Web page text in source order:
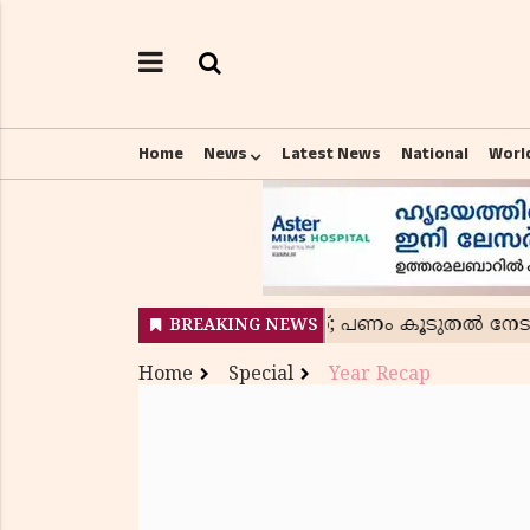
Home News Latest News National
Home Special Year Recap